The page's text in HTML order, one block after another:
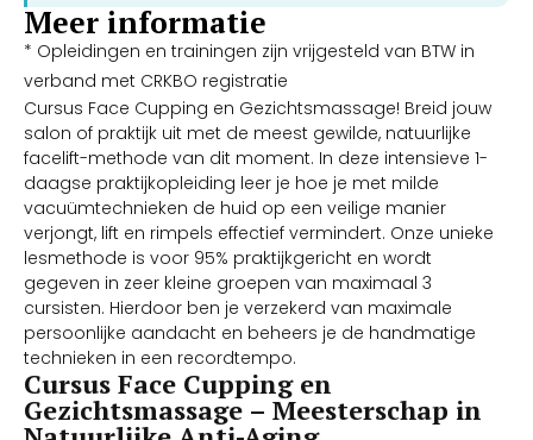
Meer informatie
* Opleidingen en trainingen zijn vrijgesteld van BTW in
verband met CRKBO registratie
Cursus Face Cupping en Gezichtsmassage! Breid jouw
salon of praktijk uit met de meest gewilde, natuurlijke
facelift-methode van dit moment. In deze intensieve 1-
daagse praktijkopleiding leer je hoe je met milde
vacuümtechnieken de huid op een veilige manier
verjongt, lift en rimpels effectief vermindert. Onze unieke
lesmethode is voor 95% praktijkgericht en wordt
gegeven in zeer kleine groepen van maximaal 3
cursisten. Hierdoor ben je verzekerd van maximale
persoonlijke aandacht en beheers je de handmatige
technieken in een recordtempo.
Cursus Face Cupping en
Gezichtsmassage – Meesterschap in